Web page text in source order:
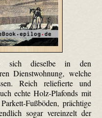
sich dieselbe in den
Dienstwohnung, welche
Reich reliefierte und
echte Holz-Plafonds mit
Fußböden, prächtige
sogar vereinzelt der